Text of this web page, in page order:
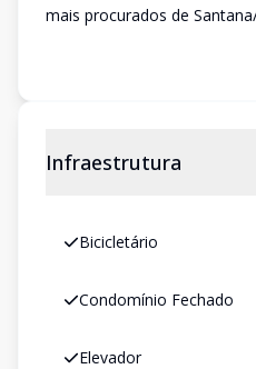
mais procurados de
Infraestrutura
Bicicletário
Condomínio Fechado
Elevador